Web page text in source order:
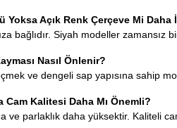
Yoksa Açık Renk Çerçeve Mi Daha
bağlıdır. Siyah modeller
Nasıl Önlenir?
ve dengeli sap yapısına sahip
Cam Kalitesi Daha Mı Önemli?
ve parlaklık daha yüksektir. Kaliteli